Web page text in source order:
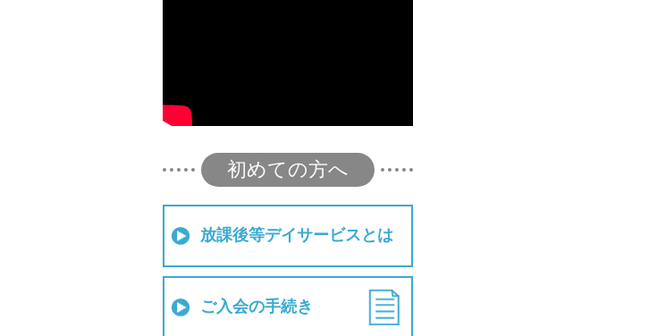
初めての方へ
放課後等デイサービスとは
ご入会の手続き